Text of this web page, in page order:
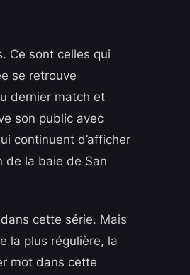
Ce sont celles qui
se retrouve
dernier match et
son public avec
continuent d’afficher
de la baie de San
cette série. Mais
la plus régulière, la
mot dans cette